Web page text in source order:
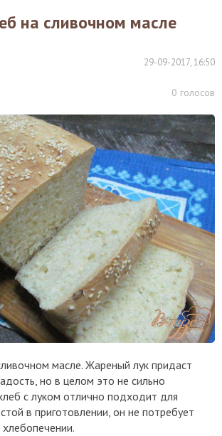
на сливочном масле
29-09-2017, 16:50
0 голосов
масле. Жареный лук придаст
но в целом это не сильно
с луком отлично подходит для
в приготовлении, он не потребует